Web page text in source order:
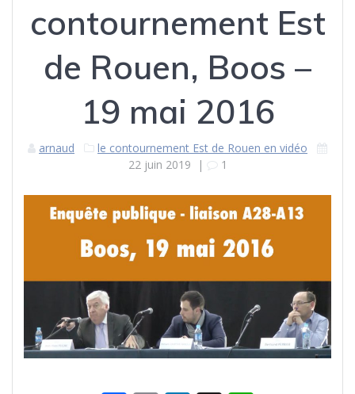
contournement Est
de Rouen, Boos –
19 mai 2016
arnaud
le contournement Est de Rouen en vidéo
22 juin 2019 | 1